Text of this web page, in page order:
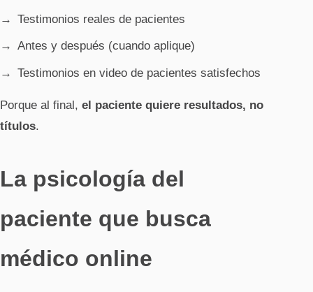
Testimonios reales de pacientes
Antes y después (cuando aplique)
Testimonios en video de pacientes satisfechos
Porque al final, el paciente quiere resultados, no
títulos.
La psicología del
paciente que busca
médico online